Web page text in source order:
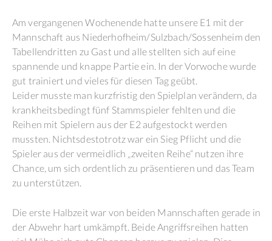
Am vergangenen Wochenende hatte unsere E1 mit der
Mannschaft aus Niederhofheim/Sulzbach/Sossenheim den
Tabellendritten zu Gast und alle stellten sich auf eine
spannende und knappe Partie ein. In der Vorwoche wurde
gut trainiert und vieles für diesen Tag geübt.
Leider musste man kurzfristig den Spielplan verändern, da
krankheitsbedingt fünf Stammspieler fehlten und die
Reihen mit Spielern aus der E2 aufgestockt werden
mussten. Nichtsdestotrotz war ein Sieg Pflicht und die
Spieler aus der vermeidlich „zweiten Reihe“ nutzen ihre
Chance, um sich ordentlich zu präsentieren und das Team
zu unterstützen.
Die erste Halbzeit war von beiden Mannschaften gerade in
der Abwehr hart umkämpft. Beide Angriffsreihen hatten